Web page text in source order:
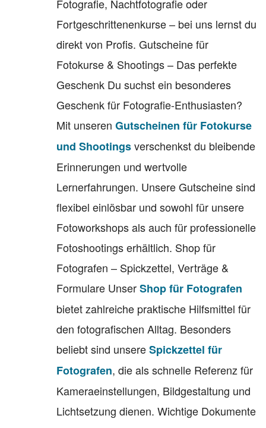
Fotografie, Nachtfotografie oder
Fortgeschrittenenkurse – bei uns lernst du
direkt von Profis. Gutscheine für
Fotokurse & Shootings – Das perfekte
Geschenk Du suchst ein besonderes
Geschenk für Fotografie-Enthusiasten?
Mit unseren Gutscheinen für Fotokurse
und Shootingsverschenkst du bleibende
Erinnerungen und wertvolle
Lernerfahrungen. Unsere Gutscheine sind
flexibel einlösbar und sowohl für unsere
Fotoworkshops als auch für professionelle
Fotoshootings erhältlich. Shop für
Fotografen – Spickzettel, Verträge &
Formulare UnserShop für Fotografen
bietet zahlreiche praktische Hilfsmittel für
den fotografischen Alltag. Besonders
beliebt sind unsereSpickzettel für
Fotografen, die als schnelle Referenz für
Kameraeinstellungen, Bildgestaltung und
Lichtsetzung dienen. Wichtige Dokumente